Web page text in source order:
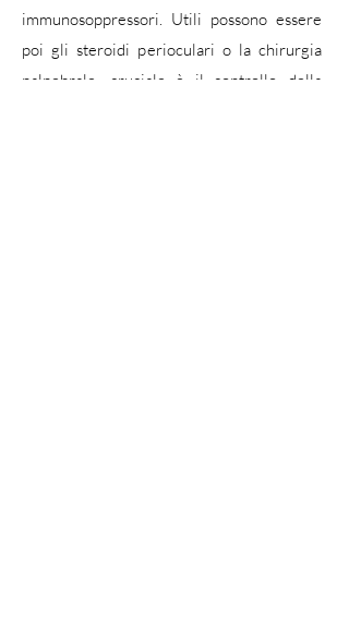
immunosoppressori. Utili possono essere
poi gli steroidi perioculari o la chirurgia
palpebrale, cruciale è il controllo della